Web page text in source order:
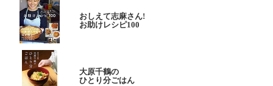
おしえて志麻さん!
お助けレシピ100
大原千鶴の
ひとり分ごはん